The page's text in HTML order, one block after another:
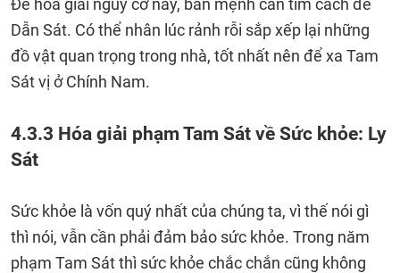
Để hóa giải nguy cơ này, bản mệnh cần tìm cách để
Dẫn Sát. Có thể nhân lúc rảnh rỗi sắp xếp lại những
đồ vật quan trọng trong nhà, tốt nhất nên để xa Tam
Sát vị ở Chính Nam.
4.3.3 Hóa giải phạm Tam Sát về Sức khỏe: Ly
Sát
Sức khỏe là vốn quý nhất của chúng ta, vì thế nói gì
thì nói, vẫn cần phải đảm bảo sức khỏe. Trong năm
phạm Tam Sát thì sức khỏe chắc chắn cũng không